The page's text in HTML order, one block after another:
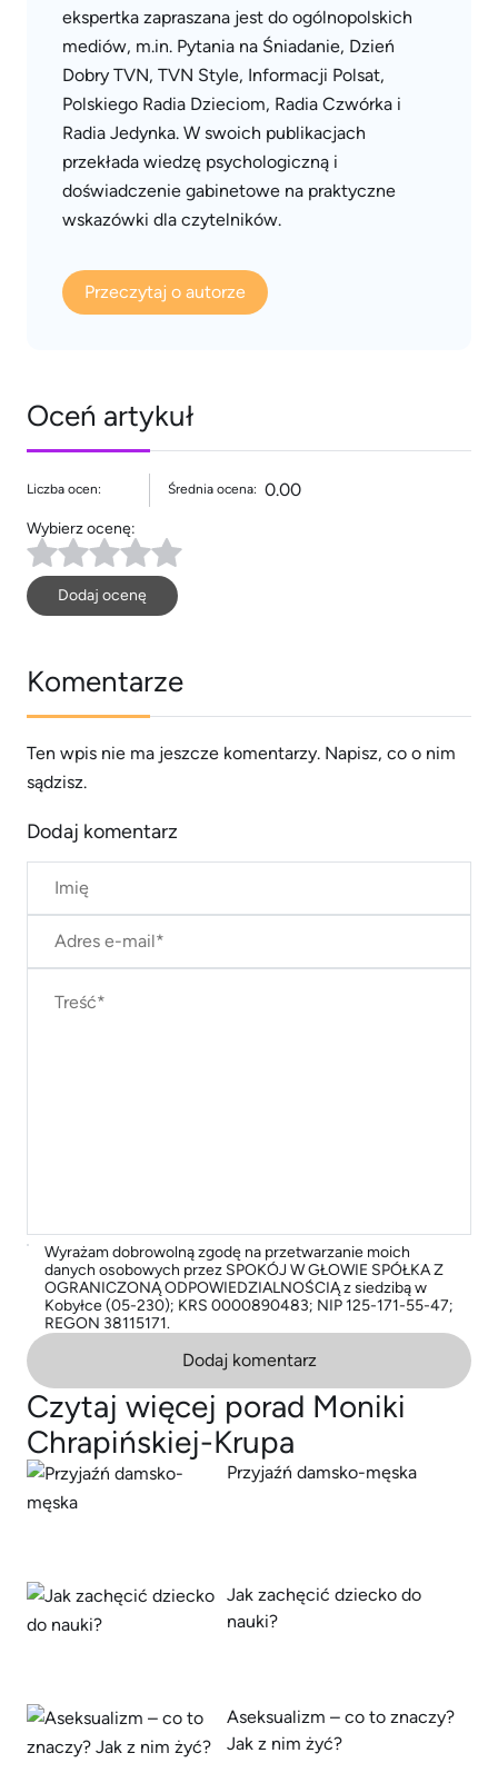
ekspertka zapraszana jest do ogólnopolskich
mediów, m.in. Pytania na Śniadanie, Dzień
Dobry TVN, TVN Style, Informacji Polsat,
Polskiego Radia Dzieciom, Radia Czwórka i
Radia Jedynka. W swoich publikacjach
przekłada wiedzę psychologiczną i
doświadczenie gabinetowe na praktyczne
wskazówki dla czytelników.
Przeczytaj o autorze
Oceń artykuł
Liczba ocen: Średnia ocena: 0.00
Wybierz ocenę:
Dodaj ocenę
Komentarze
Ten wpis nie ma jeszcze komentarzy. Napisz, co o nim
sądzisz.
Dodaj komentarz
Wyrażam dobrowolną zgodę na przetwarzanie moich
danych osobowych przez SPOKÓJ W GŁOWIE SPÓŁKA Z
OGRANICZONĄ ODPOWIEDZIALNOŚCIĄ z siedzibą w
Kobyłce (05-230); KRS 0000890483; NIP 125-171-55-47;
REGON 38115171.
Dodaj komentarz
Czytaj więcej porad Moniki
Chrapińskiej-Krupa
Przyjaźń damsko-męska
Jak zachęcić dziecko do
nauki?
Aseksualizm – co to znaczy?
Jak z nim żyć?